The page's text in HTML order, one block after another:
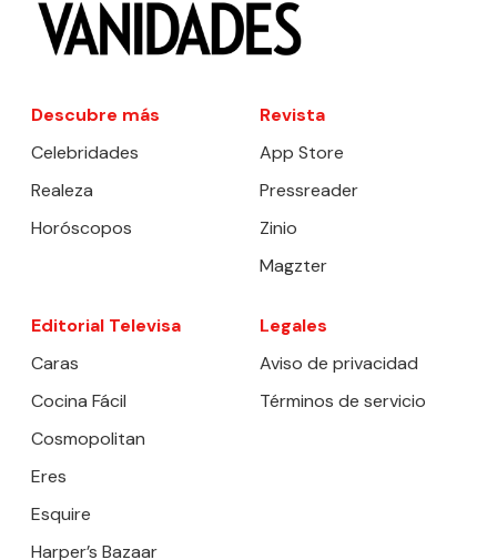
Descubre más
Celebridades
Realeza
Horóscopos
Revista
App Store
Pressreader
Zinio
Magzter
Editorial Televisa
Caras
Cocina Fácil
Cosmopolitan
Eres
Esquire
Harper’s Bazaar
Legales
Aviso de privacidad
Términos de servicio